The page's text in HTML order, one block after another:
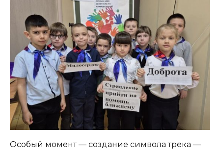
Особый момент — создание символа трека —